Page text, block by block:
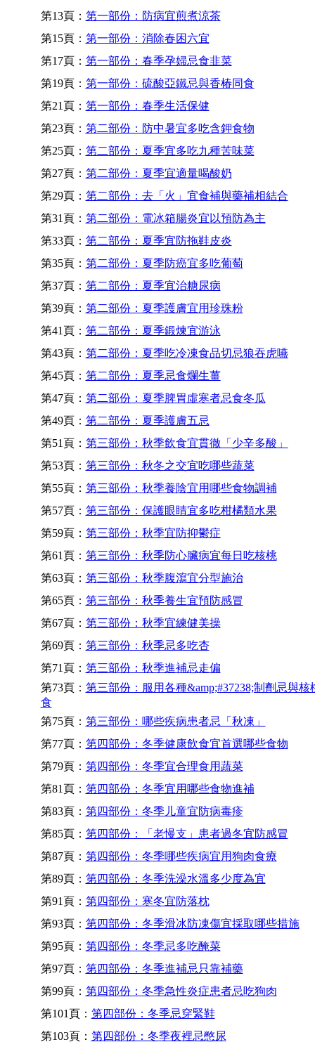
第13頁： 第一部份：防病宜煎煮涼茶
第15頁： 第一部份：消除春困六宜
第17頁： 第一部份：春季孕婦忌食韭菜
第19頁： 第一部份：硫酸亞鐵忌與香椿同食
第21頁： 第一部份：春季生活保健
第23頁： 第二部份：防中暑宜多吃含鉀食物
第25頁： 第二部份：夏季宜多吃九種苦味菜
第27頁： 第二部份：夏季宜適量喝酸奶
第29頁： 第二部份：去「火」宜食補與藥補相結合
第31頁： 第二部份：電冰箱腸炎宜以預防為主
第33頁： 第二部份：夏季宜防拖鞋皮炎
第35頁： 第二部份：夏季防癌宜多吃葡萄
第37頁： 第二部份：夏季宜治糖尿病
第39頁： 第二部份：夏季護膚宜用珍珠粉
第41頁： 第二部份：夏季鍛煉宜游泳
第43頁： 第二部份：夏季吃冷凍食品切忌狼吞虎嚥
第45頁： 第二部份：夏季忌食爛生薑
第47頁： 第二部份：夏季脾胃虛寒者忌食冬瓜
第49頁： 第二部份：夏季護膚五忌
第51頁： 第三部份：秋季飲食宜貫徹「少辛多酸」
第53頁： 第三部份：秋冬之交宜吃哪些蔬菜
第55頁： 第三部份：秋季養陰宜用哪些食物調補
第57頁： 第三部份：保護眼睛宜多吃柑橘類水果
第59頁： 第三部份：秋季宜防抑鬱症
第61頁： 第三部份：秋季防心臟病宜每日吃核桃
第63頁： 第三部份：秋季腹瀉宜分型施治
第65頁： 第三部份：秋季養生宜預防感冒
第67頁： 第三部份：秋季宜練健美操
第69頁： 第三部份：秋季忌多吃杏
第71頁： 第三部份：秋季進補忌走偏
第73頁： 第三部份：服用各種&amp;#37238;制劑忌與核
食
第75頁： 第三部份：哪些疾病患者忌「秋凍」
第77頁： 第四部份：冬季健康飲食宜首選哪些食物
第79頁： 第四部份：冬季宜合理食用蔬菜
第81頁： 第四部份：冬季宜用哪些食物進補
第83頁： 第四部份：冬季儿童宜防病毒疹
第85頁： 第四部份：「老慢支」患者過冬宜防感冒
第87頁： 第四部份：冬季哪些疾病宜用狗肉食療
第89頁： 第四部份：冬季洗澡水溫多少度為宜
第91頁： 第四部份：寒冬宜防落枕
第93頁： 第四部份：冬季滑冰防凍傷宜採取哪些措施
第95頁： 第四部份：冬季忌多吃醃菜
第97頁： 第四部份：冬季進補忌只靠補藥
第99頁： 第四部份：冬季急性炎症患者忌吃狗肉
第101頁： 第四部份：冬季忌穿緊鞋
第103頁： 第四部份：冬季夜裡忌憋尿